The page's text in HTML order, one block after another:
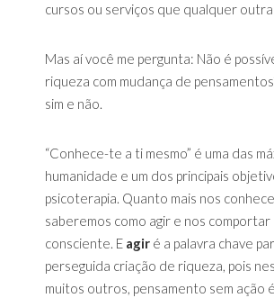
cursos ou serviços que qualquer outra
Mas aí você me pergunta: Não é
riqueza com mudança de
sim e não.
“Conhece-te a ti mesmo” é uma das
humanidade e um dos principais
psicoterapia. Quanto mais nos
saberemos como agir e nos
consciente. E agir é a palavra chave
perseguida criação de riqueza, pois
muitos outros, pensamento sem ação